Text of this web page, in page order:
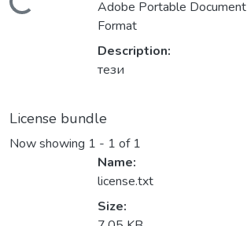
Loading...
Adobe Portable Document
Format
Description:
тези
License bundle
Now showing 1 - 1 of 1
Name:
license.txt
Size: